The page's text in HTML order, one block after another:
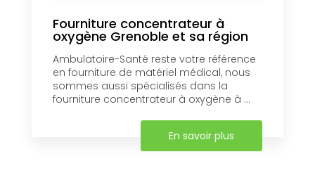
Fourniture concentrateur à
oxygène Grenoble et sa région
Ambulatoire-Santé reste votre référence
en fourniture de matériel médical, nous
sommes aussi spécialisés dans la
fourniture concentrateur à oxygène à ...
En savoir plus